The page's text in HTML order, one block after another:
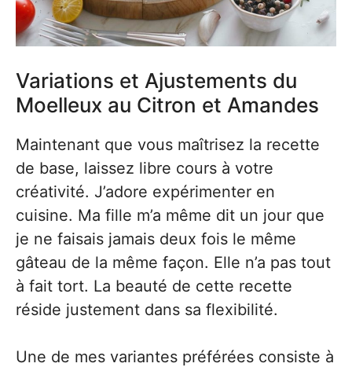
Variations et Ajustements du
Moelleux au Citron et Amandes
Maintenant que vous maîtrisez la recette
de base, laissez libre cours à votre
créativité. J’adore expérimenter en
cuisine. Ma fille m’a même dit un jour que
je ne faisais jamais deux fois le même
gâteau de la même façon. Elle n’a pas tout
à fait tort. La beauté de cette recette
réside justement dans sa flexibilité.
Une de mes variantes préférées consiste à